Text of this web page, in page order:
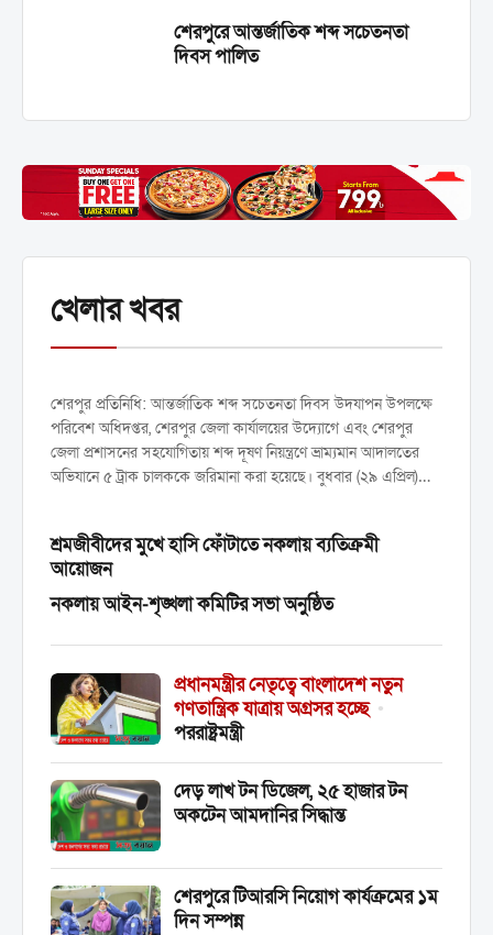
শেরপুরে আন্তর্জাতিক শব্দ সচেতনতা
দিবস পালিত
খেলার খবর
আদালতের অভিযানে ৫ চালককে
জরিমানা
শেরপুর প্রতিনিধি: আন্তর্জাতিক শব্দ সচেতনতা দিবস উদযাপন উপলক্ষে
পরিবেশ অধিদপ্তর, শেরপুর জেলা কার্যালয়ের উদ্যোগে এবং শেরপুর
জেলা প্রশাসনের সহযোগিতায় শব্দ দূষণ নিয়ন্ত্রণে ভ্রাম্যমান আদালতের
অভিযানে ৫ ট্রাক চালককে জরিমানা করা হয়েছে। বুধবার (২৯ এপ্রিল)
শ্রমজীবীদের মুখে হাসি ফোঁটাতে নকলায় ব্যতিক্রমী
আয়োজন
নকলায় আইন-শৃঙ্খলা কমিটির সভা অনুষ্ঠিত
প্রধানমন্ত্রীর নেতৃত্বে বাংলাদেশ নতুন
গণতান্ত্রিক যাত্রায় অগ্রসর হচ্ছে •
পররাষ্ট্রমন্ত্রী
দেড় লাখ টন ডিজেল, ২৫ হাজার টন
অকটেন আমদানির সিদ্ধান্ত
শেরপুরে টিআরসি নিয়োগ কার্যক্রমের ১ম
দিন সম্পন্ন